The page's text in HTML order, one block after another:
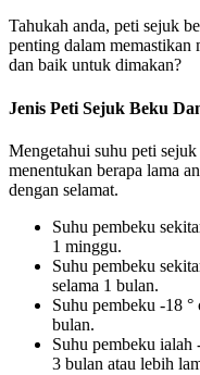
Tahukah anda, peti sejuk
penting dalam memastikan
dan baik untuk dimakan?
Jenis Peti Sejuk Beku
Mengetahui suhu peti
menentukan berapa lama
dengan selamat.
Suhu pembeku
1 minggu.
Suhu pembeku
selama 1 bulan.
Suhu pembeku -18
bulan.
Suhu pembeku ialah
3 bulan atau lebih